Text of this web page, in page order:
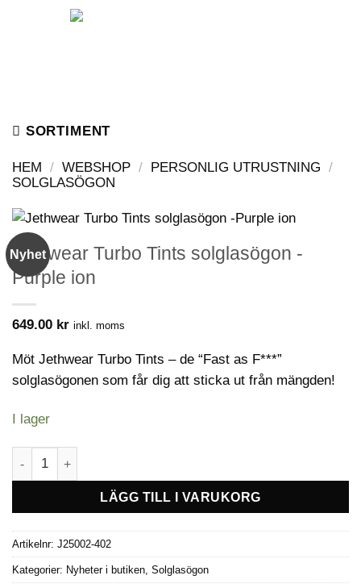
SORTIMENT
HEM / WEBSHOP / PERSONLIG UTRUSTNING /
SOLGLASÖGON
Nyhet
Jethwear Turbo Tints solglasögon -
Purple ion
649.00 kr inkl. moms
Möt Jethwear Turbo Tints – de “Fast as F***”
solglasögonen som får dig att sticka ut från mängden!
I lager
Jethwear Turbo Tints solglasögon -Purple ion mängd
LÄGG TILL I VARUKORG
Artikelnr: J25002-402
Kategorier: Nyheter i butiken Solglasögon